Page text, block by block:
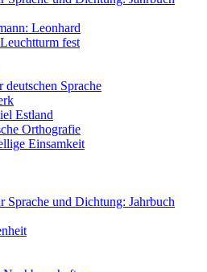
Leonhard
fest
Sprache
Estland
Orthografie
Einsamkeit
Sprache und Dichtung: Jahrbuch